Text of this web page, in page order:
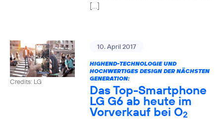
[…]
Credits: LG
10. April 2017
HIGHEND-TECHNOLOGIE UND
HOCHWERTIGES DESIGN DER NÄCHSTEN
GENERATION:
Das Top-Smartphone
LG G6 ab heute im
Vorverkauf bei O2